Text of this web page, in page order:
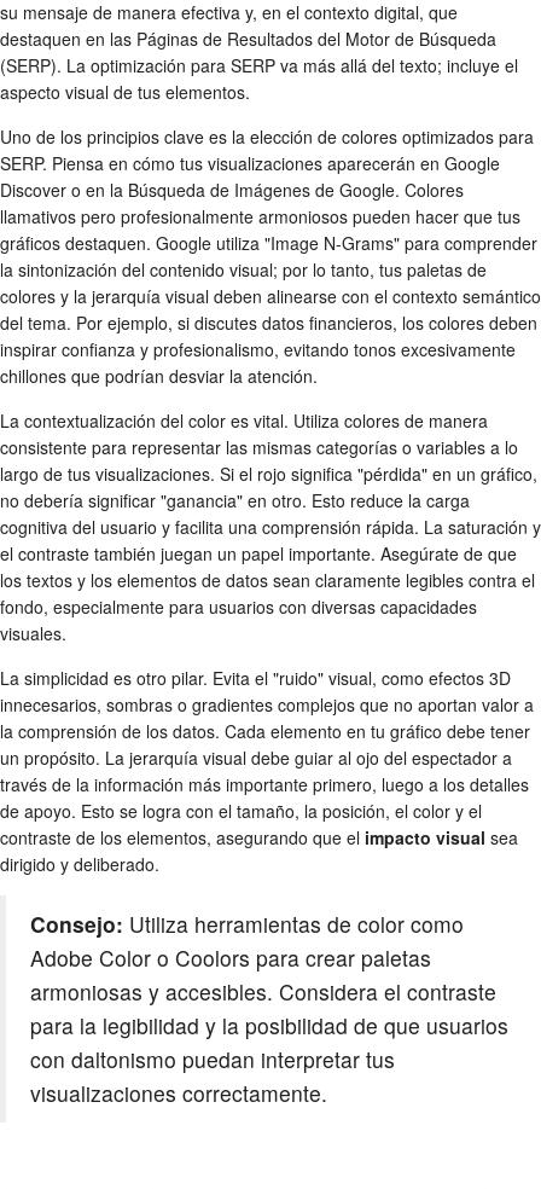
su mensaje de manera efectiva y, en el contexto digital, que
destaquen en las Páginas de Resultados del Motor de Búsqueda
(SERP). La optimización para SERP va más allá del texto; incluye el
aspecto visual de tus elementos.
Uno de los principios clave es la elección de colores optimizados para
SERP. Piensa en cómo tus visualizaciones aparecerán en Google
Discover o en la Búsqueda de Imágenes de Google. Colores
llamativos pero profesionalmente armoniosos pueden hacer que tus
gráficos destaquen. Google utiliza "Image N-Grams" para comprender
la sintonización del contenido visual; por lo tanto, tus paletas de
colores y la jerarquía visual deben alinearse con el contexto semántico
del tema. Por ejemplo, si discutes datos financieros, los colores deben
inspirar confianza y profesionalismo, evitando tonos excesivamente
chillones que podrían desviar la atención.
La contextualización del color es vital. Utiliza colores de manera
consistente para representar las mismas categorías o variables a lo
largo de tus visualizaciones. Si el rojo significa "pérdida" en un gráfico,
no debería significar "ganancia" en otro. Esto reduce la carga
cognitiva del usuario y facilita una comprensión rápida. La saturación y
el contraste también juegan un papel importante. Asegúrate de que
los textos y los elementos de datos sean claramente legibles contra el
fondo, especialmente para usuarios con diversas capacidades
visuales.
La simplicidad es otro pilar. Evita el "ruido" visual, como efectos 3D
innecesarios, sombras o gradientes complejos que no aportan valor a
la comprensión de los datos. Cada elemento en tu gráfico debe tener
un propósito. La jerarquía visual debe guiar al ojo del espectador a
través de la información más importante primero, luego a los detalles
de apoyo. Esto se logra con el tamaño, la posición, el color y el
contraste de los elementos, asegurando que el impacto visual sea
dirigido y deliberado.
Consejo: Utiliza herramientas de color como
Adobe Color o Coolors para crear paletas
armoniosas y accesibles. Considera el contraste
para la legibilidad y la posibilidad de que usuarios
con daltonismo puedan interpretar tus
visualizaciones correctamente.